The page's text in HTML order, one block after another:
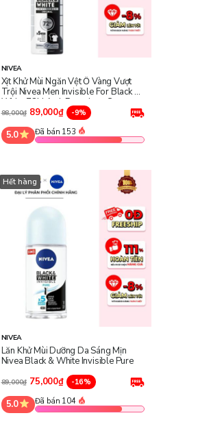
NIVEA
Xịt Khử Mùi Ngăn Vệt Ố Vàng Vượt
Trội Nivea Men Invisible For Black &
White 72H Anti-Perspirant Spray
98,000₫ 89,000₫ -9%
5.0 Đã bán 153
Hết hàng
NIVEA
Lăn Khử Mùi Dưỡng Da Sáng Mịn
Nivea Black & White Invisible Pure
89,000₫ 75,000₫ -16%
5.0 Đã bán 104